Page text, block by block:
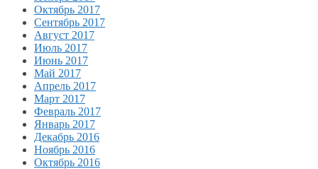
Октябрь 2017
Сентябрь 2017
Август 2017
Июль 2017
Июнь 2017
Май 2017
Апрель 2017
Март 2017
Февраль 2017
Январь 2017
Декабрь 2016
Ноябрь 2016
Октябрь 2016